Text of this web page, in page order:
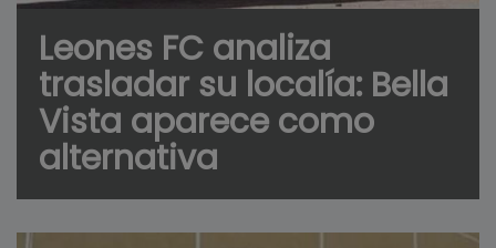
Leones FC analiza
trasladar su localía: Bella
Vista aparece como
alternativa